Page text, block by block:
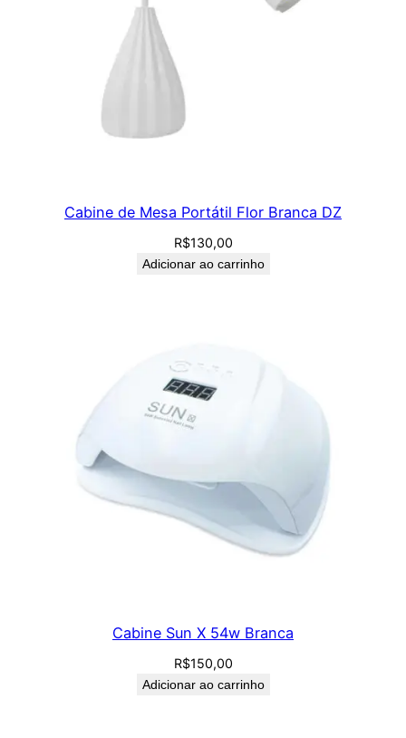
Cabine de Mesa Portátil Flor Branca DZ
R$130,00
Adicionar ao carrinho
Cabine Sun X 54w Branca
R$150,00
Adicionar ao carrinho